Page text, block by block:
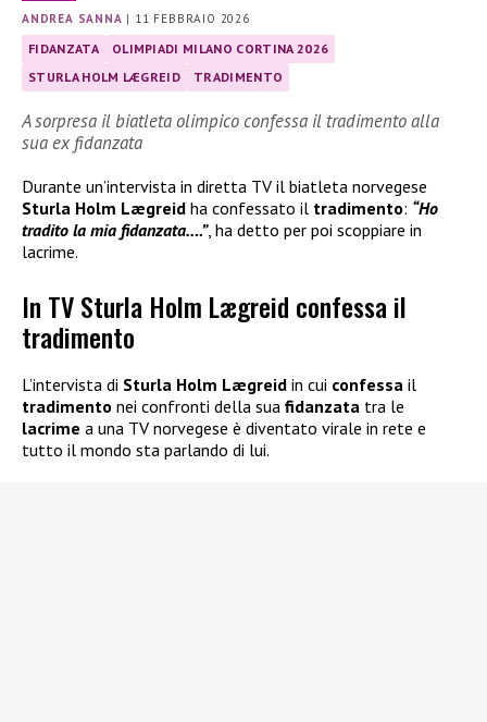
ANDREA SANNA | 11 FEBBRAIO 2026
FIDANZATA
OLIMPIADI MILANO CORTINA 2026
STURLA HOLM LÆGREID
TRADIMENTO
A sorpresa il biatleta olimpico confessa il tradimento alla
sua ex fidanzata
Durante un’intervista in diretta TV il biatleta norvegese
Sturla Holm Lægreid ha confessato il tradimento: “Ho
tradito la mia fidanzata….”, ha detto per poi scoppiare in
lacrime.
In TV Sturla Holm Lægreid confessa il
tradimento
L’intervista di Sturla Holm Lægreid in cui confessa il
tradimento nei confronti della sua fidanzata tra le
lacrime a una TV norvegese è diventato virale in rete e
tutto il mondo sta parlando di lui.